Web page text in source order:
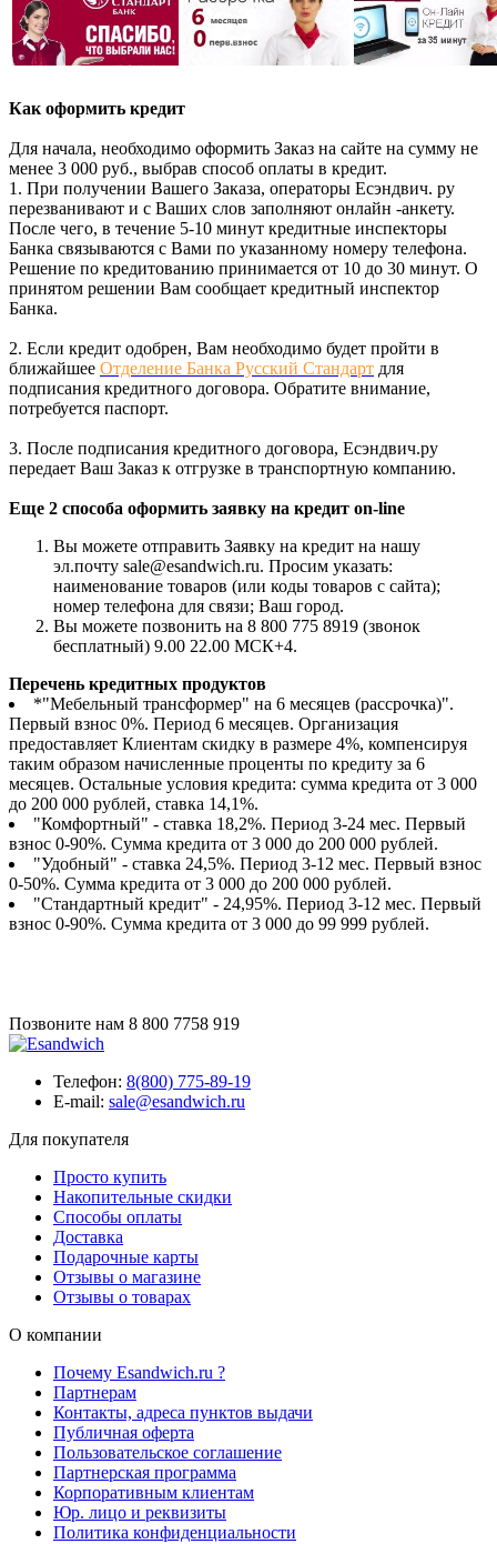
Как оформить кредит
Для начала, необходимо оформить Заказ на сайте на сумму не
менее 3 000 руб., выбрав способ оплаты в кредит.
1. При получении Вашего Заказа, операторы Есэндвич. ру
перезванивают и с Ваших слов заполняют онлайн -анкету.
После чего, в течение 5-10 минут кредитные инспекторы
Банка связываются с Вами по указанному номеру телефона.
Решение по кредитованию принимается от 10 до 30 минут. О
принятом решении Вам сообщает кредитный инспектор
Банка.
2. Если кредит одобрен, Вам необходимо будет пройти в
ближайшее Отделение Банка Русский Стандарт для
подписания кредитного договора. Обратите внимание,
потребуется паспорт.
3. После подписания кредитного договора, Есэндвич.ру
передает Ваш Заказ к отгрузке в транспортную компанию.
Еще 2 способа оформить заявку на кредит on-line
Вы можете отправить Заявку на кредит на нашу
эл.почту sale@esandwich.ru. Просим указать:
наименование товаров (или коды товаров с сайта);
номер телефона для связи; Ваш город.
Вы можете позвонить на 8 800 775 8919 (звонок
бесплатный) 9.00 22.00 МСК+4.
Перечень кредитных продуктов
*"Мебельный трансформер" на 6 месяцев (рассрочка)".
Первый взнос 0%. Период 6 месяцев. Организация
предоставляет Клиентам скидку в размере 4%, компенсируя
таким образом начисленные проценты по кредиту за 6
месяцев. Остальные условия кредита: сумма кредита от 3 000
до 200 000 рублей, ставка 14,1%.
"Комфортный" - ставка 18,2%. Период 3-24 мес. Первый
взнос 0-90%. Сумма кредита от 3 000 до 200 000 рублей.
"Удобный" - ставка 24,5%. Период 3-12 мес. Первый взнос
0-50%. Сумма кредита от 3 000 до 200 000 рублей.
"Стандартный кредит" - 24,95%. Период 3-12 мес. Первый
взнос 0-90%. Сумма кредита от 3 000 до 99 999 рублей.
Позвоните нам 8 800 7758 919
Телефон: 8(800) 775-89-19
E-mail: sale@esandwich.ru
Для покупателя
Просто купить
Накопительные скидки
Способы оплаты
Доставка
Подарочные карты
Отзывы о магазине
Отзывы о товарах
О компании
Почему Esandwich.ru ?
Партнерам
Контакты, адреса пунктов выдачи
Публичная оферта
Пользовательское соглашение
Партнерская программа
Корпоративным клиентам
Юр. лицо и реквизиты
Политика конфиденциальности